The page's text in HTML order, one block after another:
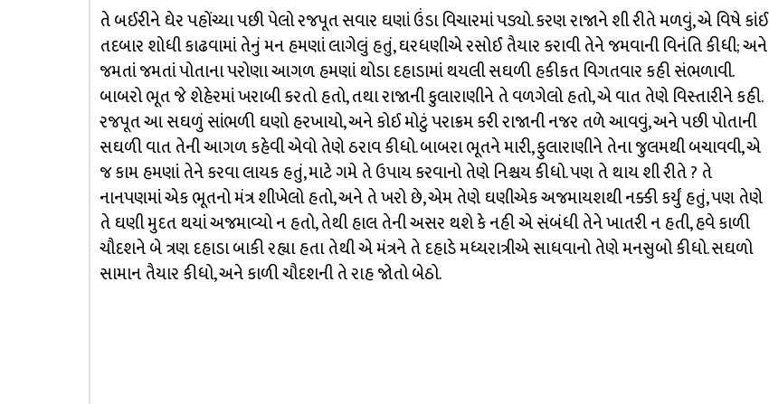
તે બઈરીને ઘેર પહોંચ્યા પછી પેલો રજપૂત સવાર ઘણાં ઉંડા વિચારમાં પડ્યો. કરણ રાજાને શી રીતે મળવું, એ વિષે કાંઈ
તદબાર શોધી કાઢવામાં તેનું મન હમણાં લાગેલું હતું, ઘરધણીએ રસોઈ તૈયાર કરાવી તેને જમવાની વિનંતિ કીધી; અને
જમતાં જમતાં પોતાના પરોણા આગળ હમણાં થોડા દહાડામાં થયલી સઘળી હકીકત વિગતવાર કહી સંભળાવી.
બાબરો ભૂત જે શેહેરમાં ખરાબી કરતો હતો, તથા રાજાની કુલારાણીને તે વળગેલો હતો, એ વાત તેણે વિસ્તારીને કહી.
રજપૂત આ સઘળું સાંભળી ઘણો હરખાયો, અને કોઈ મોટું પરાક્રમ કરી રાજાની નજર તળે આવવું, અને પછી પોતાની
સઘળી વાત તેની આગળ કહેવી એવો તેણે ઠરાવ કીધો. બાબરા ભૂતને મારી, ફુલારાણીને તેના જુલમથી બચાવવી, એ
જ કામ હમણાં તેને કરવા લાયક હતું, માટે ગમે તે ઉપાય કરવાનો તેણે નિશ્ચય કીધો. પણ તે થાય શી રીતે ? તે
નાનપણમાં એક ભૂતનો મંત્ર શીખેલો હતો, અને તે ખરો છે, એમ તેણે ઘણીએક અજમાયશથી નક્કી કર્યું હતું, પણ તેણે
તે ઘણી મુદત થયાં અજમાવ્યો ન હતો, તેથી હાલ તેની અસર થશે કે નહી એ સંબંધી તેને ખાતરી ન હતી, હવે કાળી
ચૌદશને બે ત્રણ દહાડા બાકી રહ્યા હતા તેથી એ મંત્રને તે દહાડે મધ્યરાત્રીએ સાધવાનો તેણે મનસુબો કીધો. સઘળો
સામાન તૈયાર કીધો, અને કાળી ચૌદશની તે રાહ જોતો બેઠો.